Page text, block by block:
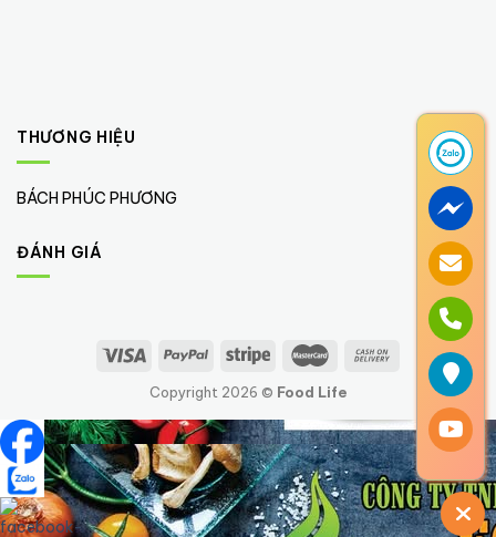
THƯƠNG HIỆU
BÁCH PHÚC PHƯƠNG (1)
ĐÁNH GIÁ
Copyright 2026 © Food Life